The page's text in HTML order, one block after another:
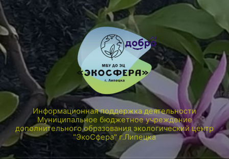
Информационная поддержка деятельности
Муниципальное бюджетное учреждение
дополнительного образования экологический центр
"ЭкоСфера" г.Липецка